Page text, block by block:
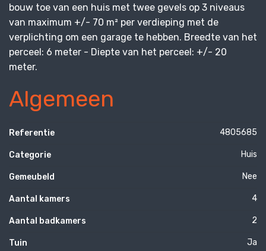
bouw toe van een huis met twee gevels op 3 niveaus
van maximum +/- 70 m² per verdieping met de
verplichting om een garage te hebben. Breedte van het
perceel: 6 meter - Diepte van het perceel: +/- 20
meter.
Algemeen
Referentie 4805685
Categorie Huis
Gemeubeld Nee
Aantal kamers 4
Aantal badkamers 2
Tuin Ja